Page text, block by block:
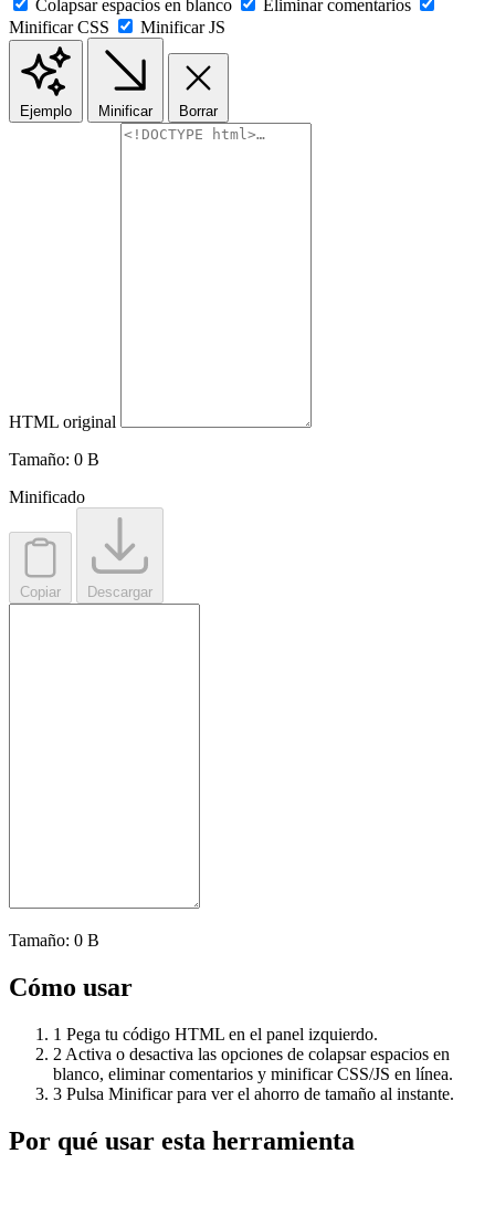
Colapsar espacios en blanco
Eliminar comentarios
Minificar CSS
Minificar JS
Ejemplo Minificar Borrar
HTML original
Tamaño: 0 B
Minificado
Copiar Descargar
Tamaño: 0 B
Cómo usar
1 Pega tu código HTML en el panel izquierdo.
2 Activa o desactiva las opciones de colapsar espacios en
blanco, eliminar comentarios y minificar CSS/JS en línea.
3 Pulsa Minificar para ver el ahorro de tamaño al instante.
Por qué usar esta herramienta